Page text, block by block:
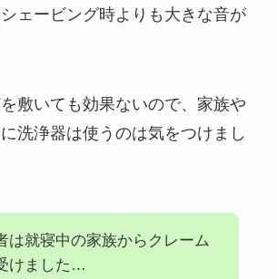
ェービング時よりも大きな音が
敷いても効果ないので、家族や
洗浄器は使うのは気をつけまし
は就寝中の家族からクレーム
けました…